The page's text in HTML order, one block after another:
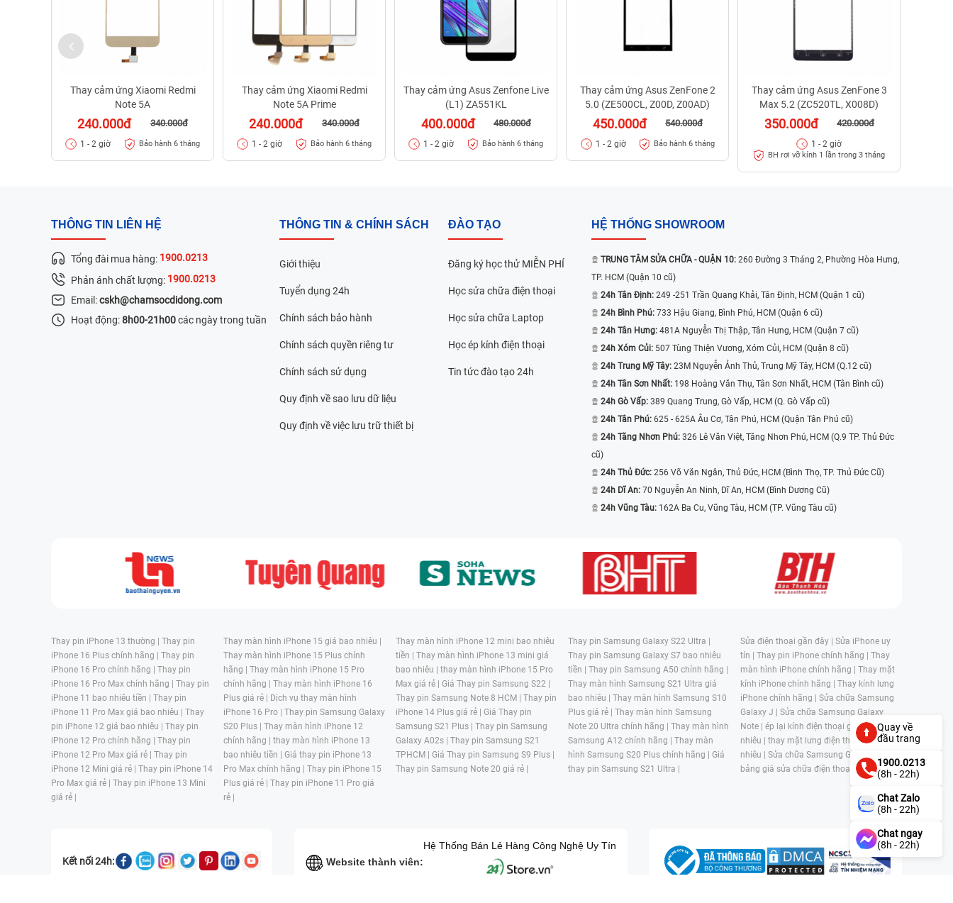
Thay cảm ứng Xiaomi Redmi
Note 5A
240.000đ 340.000đ
1 - 2 giờ Bảo hành 6 tháng
Thay cảm ứng Xiaomi Redmi
Note 5A Prime
240.000đ 340.000đ
1 - 2 giờ Bảo hành 6 tháng
Thay cảm ứng Asus Zenfone Live
(L1) ZA551KL
400.000đ 480.000đ
1 - 2 giờ Bảo hành 6 tháng
Thay cảm ứng Asus ZenFone 2
5.0 (ZE500CL, Z00D, Z00AD)
450.000đ 540.000đ
1 - 2 giờ Bảo hành 6 tháng
Thay cảm ứng Asus ZenFone 3
Max 5.2 (ZC520TL, X008D)
350.000đ 420.000đ
1 - 2 giờ
BH rơi vỡ kính 1 lần trong 3 tháng
THÔNG TIN LIÊN HỆ
Tổng đài mua hàng: 1900.0213
Phản ánh chất lượng: 1900.0213
Email:cskh@chamsocdidong.com
Hoạt động:8h00-21h00các ngày trong tuần
THÔNG TIN & CHÍNH SÁCH
Giới thiệu
Tuyển dụng 24h
Chính sách bảo hành
Chính sách quyền riêng tư
Chính sách sử dụng
Quy định về sao lưu dữ liệu
Quy định về việc lưu trữ thiết bị
ĐÀO TẠO
Đăng ký học thử MIỄN PHÍ
Học sửa chữa điện thoại
Học sửa chữa Laptop
Học ép kính điện thoại
Tin tức đào tạo 24h
HỆ THỐNG SHOWROOM
TRUNG TÂM SỬA CHỮA - QUẬN 10: 260 Đường 3 Tháng 2, Phường Hòa Hưng,
TP. HCM (Quận 10 cũ)
24h Tân Định: 249 -251 Trần Quang Khải, Tân Định, HCM (Quận 1 cũ)
24h Bình Phú: 733 Hậu Giang, Bình Phú, HCM (Quận 6 cũ)
24h Tân Hưng: 481A Nguyễn Thị Thập, Tân Hưng, HCM (Quận 7 cũ)
24h Xóm Củi: 507 Tùng Thiện Vương, Xóm Củi, HCM (Quận 8 cũ)
24h Trung Mỹ Tây: 23M Nguyễn Ảnh Thủ, Trung Mỹ Tây, HCM (Q.12 cũ)
24h Tân Sơn Nhất: 198 Hoàng Văn Thụ, Tân Sơn Nhất, HCM (Tân Bình cũ)
24h Gò Vấp: 389 Quang Trung, Gò Vấp, HCM (Q. Gò Vấp cũ)
24h Tân Phú: 625 - 625A Âu Cơ, Tân Phú, HCM (Quận Tân Phú cũ)
24h Tăng Nhơn Phú: 326 Lê Văn Việt, Tăng Nhơn Phú, HCM (Q.9 TP. Thủ Đức
cũ)
24h Thủ Đức: 256 Võ Văn Ngân, Thủ Đức, HCM (Bình Thọ, TP. Thủ Đức Cũ)
24h Dĩ An: 70 Nguyễn An Ninh, Dĩ An, HCM (Bình Dương Cũ)
24h Vũng Tàu: 162A Ba Cu, Vũng Tàu, HCM (TP. Vũng Tàu cũ)
Thay pin iPhone 13 thường | Thay pin
iPhone 16 Plus chính hãng | Thay pin
iPhone 16 Pro chính hãng | Thay pin
iPhone 16 Pro Max chính hãng | Thay pin
iPhone 11 bao nhiêu tiền | Thay pin
iPhone 11 Pro Max giá bao nhiêu | Thay
pin iPhone 12 giá bao nhiêu | Thay pin
iPhone 12 Pro chính hãng | Thay pin
iPhone 12 Pro Max giá rẻ | Thay pin
iPhone 12 Mini giá rẻ | Thay pin iPhone 14
Pro Max giá rẻ | Thay pin iPhone 13 Mini
giá rẻ |
Thay màn hình iPhone 15 giá bao nhiêu |
Thay màn hình iPhone 15 Plus chính
hãng | Thay màn hình iPhone 15 Pro
chính hãng | Thay màn hình iPhone 16
Plus giá rẻ | Dịch vụ thay màn hình
iPhone 16 Pro | Thay pin Samsung Galaxy
S20 Plus | Thay màn hình iPhone 12
chính hãng | thay màn hình iPhone 13
bao nhiêu tiền | Giá thay pin iPhone 13
Pro Max chính hãng | Thay pin iPhone 15
Plus giá rẻ | Thay pin iPhone 11 Pro giá
rẻ |
Thay màn hình iPhone 12 mini bao nhiêu
tiền | Thay màn hình iPhone 13 mini giá
bao nhiêu | thay màn hình iPhone 15 Pro
Max giá rẻ | Giá Thay pin Samsung S22 |
Thay pin Samsung Note 8 HCM | Thay pin
iPhone 14 Plus giá rẻ | Giá Thay pin
Samsung S21 Plus | Thay pin Samsung
Galaxy A02s | Thay pin Samsung S21
TPHCM | Giá Thay pin Samsung S9 Plus |
Thay pin Samsung Note 20 giá rẻ |
Thay pin Samsung Galaxy S22 Ultra |
Thay pin Samsung Galaxy S7 bao nhiêu
tiền | Thay pin Samsung A50 chính hãng |
Thay màn hình Samsung S21 Ultra giá
bao nhiêu | Thay màn hình Samsung S10
Plus giá rẻ | Thay màn hình Samsung
Note 20 Ultra chính hãng | Thay màn hình
Samsung A12 chính hãng | Thay màn
hình Samsung S20 Plus chính hãng | Giá
thay pin Samsung S21 Ultra |
Sửa điện thoại gần đây | Sửa iPhone uy
tín | Thay pin iPhone chính hãng | Thay
màn hình iPhone chính hãng | Thay mặt
kính iPhone chính hãng | Thay kính lưng
iPhone chính hãng | Sửa chữa Samsung
Galaxy J | Sửa chữa Samsung Galaxy
Note | ép lại kính điện thoại giá bao
nhiêu | thay mặt lưng điện thoại giá bao
nhiêu | Sửa chữa Samsung Galaxy S |
bảng giá sửa chữa điện thoại samsung |
Kết nối 24h: Website thành viên:
Hệ Thống Bán Lẻ Hàng Công Nghệ Uy Tín
Quay về
đầu trang
1900.0213
(8h - 22h)
Chat Zalo
(8h - 22h)
Chat ngay
(8h - 22h)